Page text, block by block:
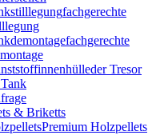
fachgerechte
fachgerechte
der Tresor
& Briketts
Premium Holzpellets